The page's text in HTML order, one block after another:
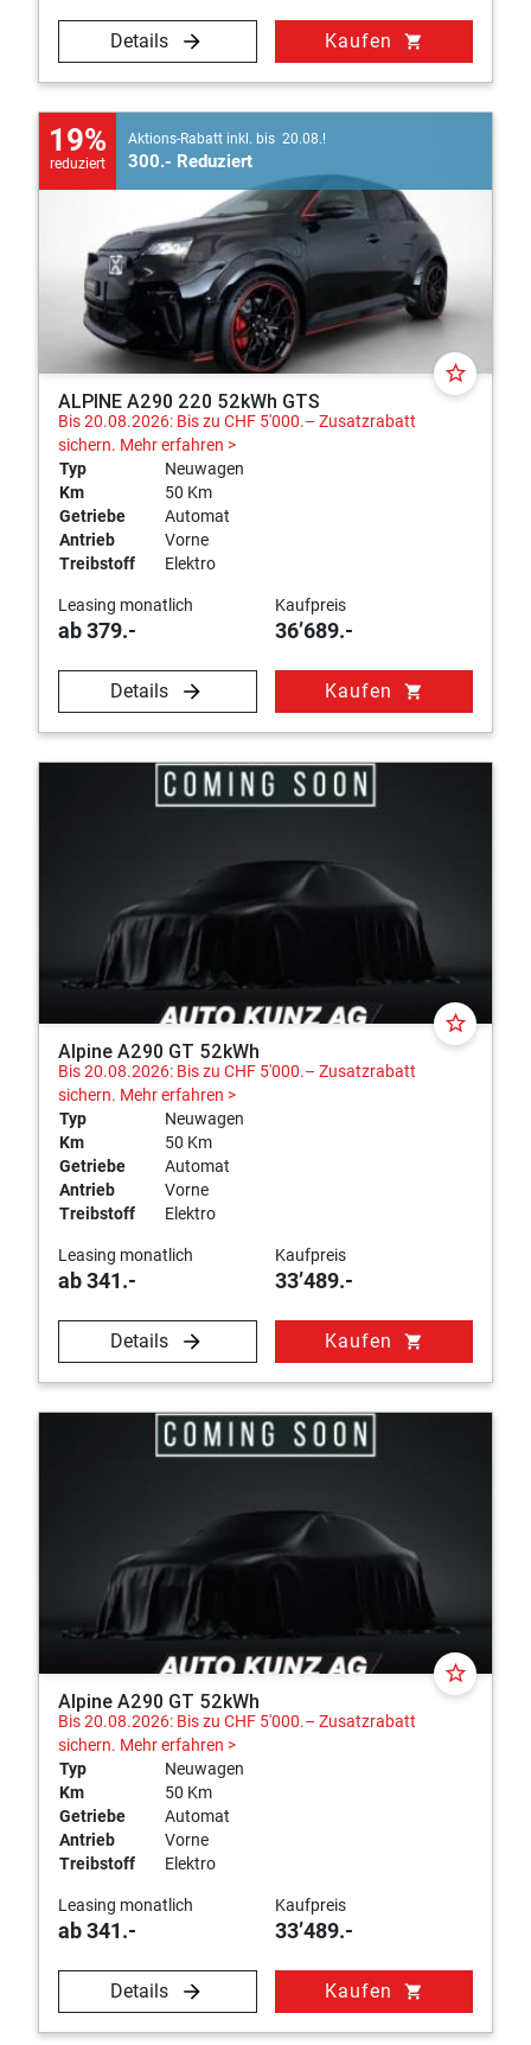
Details Kaufen shopping_cart
19%
reduziert
Aktions-Rabatt inkl. bis 20.08.!
300.- Reduziert
star_border
ALPINE A290 220 52kWh GTS
Bis 20.08.2026: Bis zu CHF 5'000.– Zusatzrabatt
sichern. Mehr erfahren >
Typ
Neuwagen
Km
50 Km
Getriebe
Automat
Antrieb
Vorne
Treibstoff
Elektro
Leasing monatlich
ab 379.-
Kaufpreis
36’689.-
Details Kaufen shopping_cart
star_border
Alpine A290 GT 52kWh
Bis 20.08.2026: Bis zu CHF 5'000.– Zusatzrabatt
sichern. Mehr erfahren >
Typ
Neuwagen
Km
50 Km
Getriebe
Automat
Antrieb
Vorne
Treibstoff
Elektro
Leasing monatlich
ab 341.-
Kaufpreis
33’489.-
Details Kaufen shopping_cart
star_border
Alpine A290 GT 52kWh
Bis 20.08.2026: Bis zu CHF 5'000.– Zusatzrabatt
sichern. Mehr erfahren >
Typ
Neuwagen
Km
50 Km
Getriebe
Automat
Antrieb
Vorne
Treibstoff
Elektro
Leasing monatlich
ab 341.-
Kaufpreis
33’489.-
Details Kaufen shopping_cart